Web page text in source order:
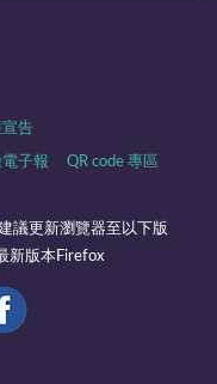
宣告
子報 QR code 專區
議更新瀏覽器至以下版
新版本Firefox